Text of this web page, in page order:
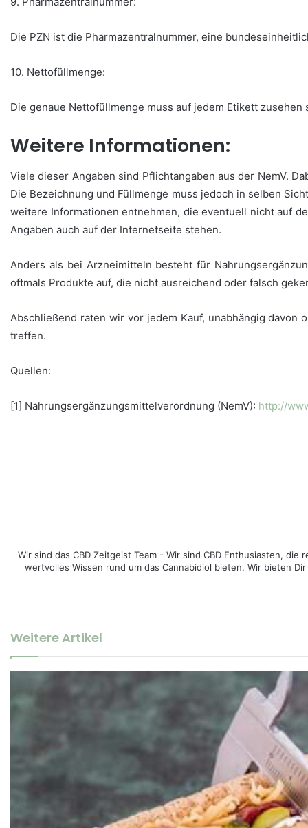
Die PZN ist die Pharmazentralnummer, eine
10. Nettofüllmenge:
Die genaue Nettofüllmenge muss auf jedem Etikett
Weitere Informationen:
Viele dieser Angaben sind Pflichtangaben aus der NemV.
Die Bezeichnung und Füllmenge muss jedoch in selben
weitere Informationen entnehmen, die eventuell nicht auf
Angaben auch auf der Internetseite stehen.
Anders als bei Arzneimitteln besteht für
oftmals Produkte auf, die nicht ausreichend oder falsch
Abschließend raten wir vor jedem Kauf, unabhängig
treffen.
Quellen:
[1] Nahrungsergänzungsmittelverordnung (NemV): http://
Wir sind das CBD Zeitgeist Team - Wir sind CBD Enthusiasten,
wertvolles Wissen rund um das Cannabidiol bieten. Wir bieten
Weitere Artikel